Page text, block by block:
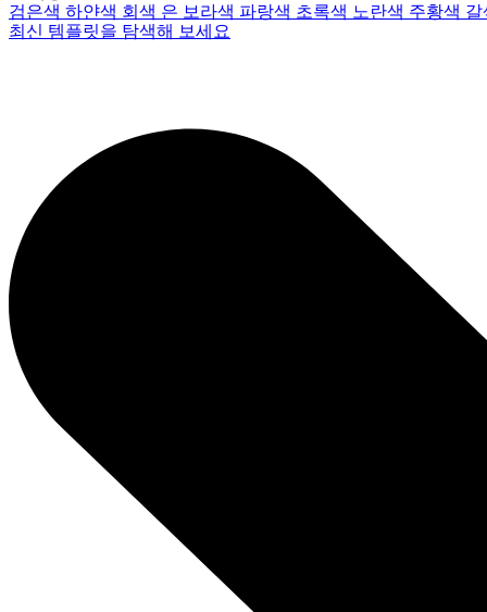
검은색 하얀색 회색 은 보라색 파랑색 초록색 노란색 주황색
최신 템플릿을 탐색해 보세요